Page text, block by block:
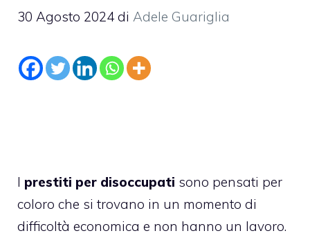
30 Agosto 2024 di Adele Guariglia
I prestiti per disoccupati sono pensati per
coloro che si trovano in un momento di
difficoltà economica e non hanno un lavoro.